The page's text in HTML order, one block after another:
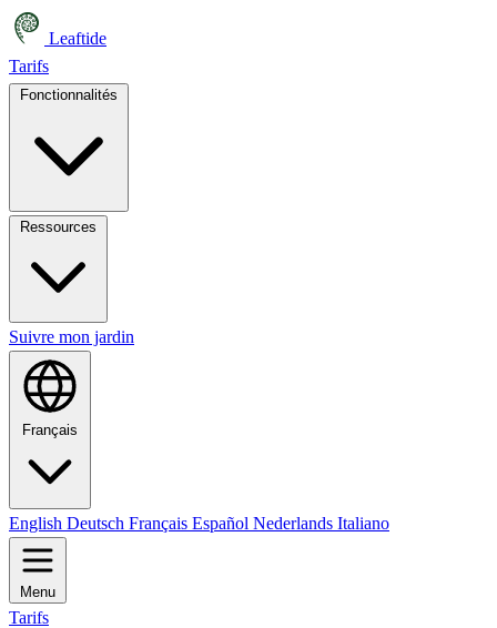
Leaftide
Tarifs
Suivre mon jardin
Français
English Deutsch Français Español Nederlands Italiano
Menu
Tarifs